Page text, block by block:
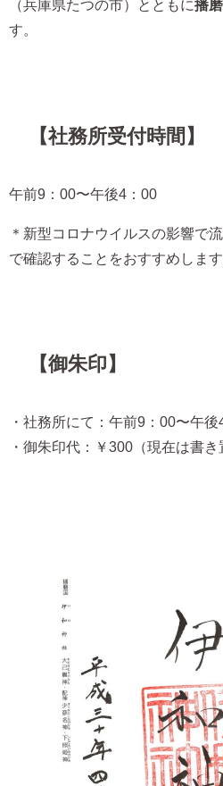
（兵庫県たつの市）とともに播
す。
【社務所受付時間】
午前9：00〜午後4：00
＊新型コロナウイルスの影響で
で確認することをおすすめします
【御朱印】
・社務所にて：午前9：00〜午後
・御朱印代：￥300（現在は書き